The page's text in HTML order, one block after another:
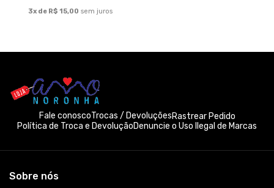
3x de R$ 15,00 sem juros
Fale conoscoTrocas / DevoluçõesRastrear Pedido
Política de Troca e DevoluçãoDenuncie o Uso Ilegal de Marcas
Sobre nós